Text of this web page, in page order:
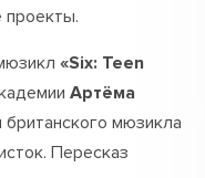
проекты.
«Six: Teen
Артёма
мюзикла
Пересказ